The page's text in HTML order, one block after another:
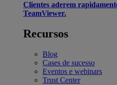
Clientes aderem
TeamViewer.
Recursos
Blog
Cases de sucesso
Eventos e webinars
Trust Center